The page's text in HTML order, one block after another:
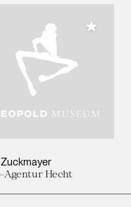
hinzufügen
Agentur Hecht
Meiner